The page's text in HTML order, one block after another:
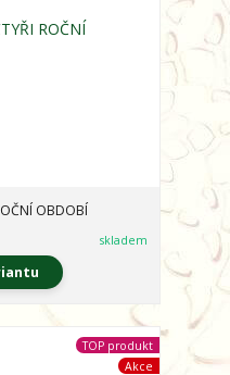
OBDOBÍ
skladem
TOP produkt
Akce